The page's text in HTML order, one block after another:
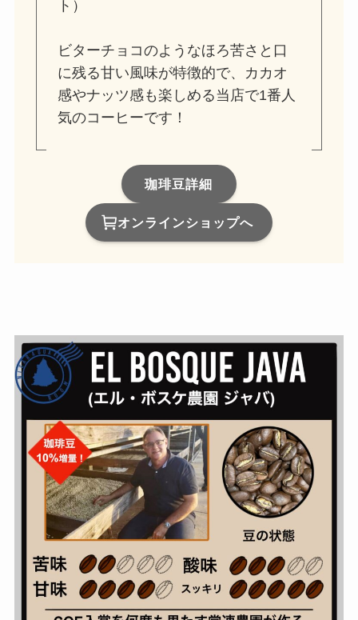
ト）
ビターチョコのようなほろ苦さと口
に残る甘い風味が特徴的で、カカオ
感やナッツ感も楽しめる当店で1番人
気のコーヒーです！
珈琲豆詳細
オンラインショップへ